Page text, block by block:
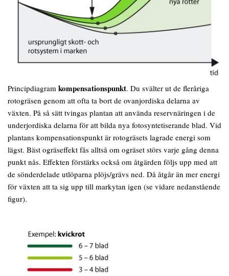
Principdiagram kompensationspunkt. Du svälter ut de fleråriga
rotogräsen genom att ofta ta bort de ovanjordiska delarna av
växten. På så sätt tvingas plantan att använda reservnäringen i de
underjordiska delarna för att bilda nya fotosyntetiserande blad. Vid
plantans kompensationspunkt är rotogräsets lagrade energi som
lägst. Bäst ogräseffekt fås alltså om ogräset störs varje gång denna
punkt nås. Effekten förstärks också om åtgärden följs upp med att
de sönderdelade utlöparna plöjs/grävs ned. Då åtgår än mer energi
för växten att ta sig upp till markytan igen (se vidare nedanstående
figur).